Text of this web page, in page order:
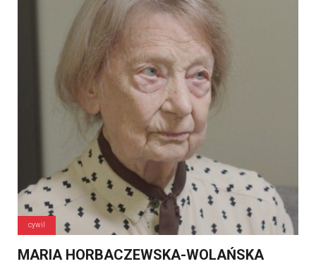
cywil
MARIA HORBACZEWSKA-WOLAŃSKA